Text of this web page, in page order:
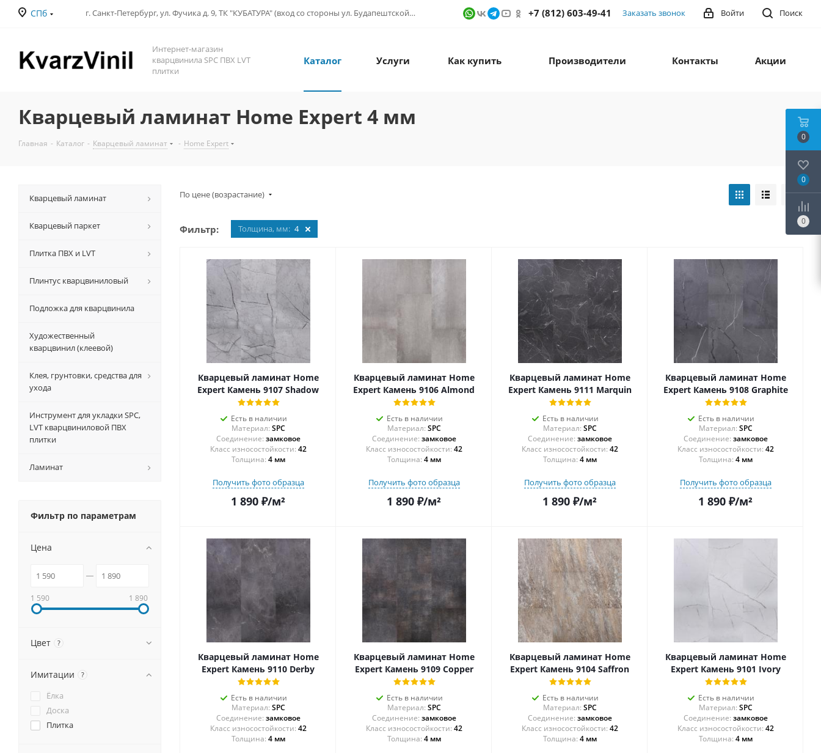
СПб г. Санкт-Петербург, ул. Фучика д. 9, ТК "КУБАТУРА" (вход со стороны ул. Будапештской) № 1в.541 Поиск
Войти
+7 (812) 603-49-41 Заказать звонок
Интернет-магазин
кварцвинила SPC ПВХ LVT
плитки
Каталог Услуги Как купить Производители Контакты Акции
Кварцевый ламинат Home Expert 4 мм
Главная - Каталог - Кварцевый ламинат - Home Expert
По цене (возрастание)
Фильтр: Толщина, мм: 4
Кварцевый ламинат Home
Expert Камень 9107 Shadow
Есть в наличии
Материал: SPC
Соединение: замковое
42
Толщина: 4 мм
Получить фото образца
1 890 ₽/м²
Кварцевый ламинат Home
Expert Камень 9106 Almond
Есть в наличии
Материал: SPC
Соединение: замковое
42
Толщина: 4 мм
Получить фото образца
1 890 ₽/м²
Кварцевый ламинат Home
Expert Камень 9111 Marquin
Есть в наличии
Материал: SPC
Соединение: замковое
42
Толщина: 4 мм
Получить фото образца
1 890 ₽/м²
Кварцевый ламинат Home
Expert Камень 9108 Graphite
Есть в наличии
Материал: SPC
Соединение: замковое
42
Толщина: 4 мм
Получить фото образца
1 890 ₽/м²
Кварцевый ламинат Home
Expert Камень 9110 Derby
Есть в наличии
Материал: SPC
Соединение: замковое
42
Толщина: 4 мм
Кварцевый ламинат Home
Expert Камень 9109 Copper
Есть в наличии
Материал: SPC
Соединение: замковое
42
Толщина: 4 мм
Кварцевый ламинат Home
Expert Камень 9104 Saffron
Есть в наличии
Материал: SPC
Соединение: замковое
42
Толщина: 4 мм
Кварцевый ламинат Home
Expert Камень 9101 Ivory
Есть в наличии
Материал: SPC
Соединение: замковое
42
Толщина: 4 мм
Кварцевый ламинат
Кварцевый паркет
Плитка ПВХ и LVT
Плинтус кварцвиниловый
Подложка для кварцвинила
Художественный
кварцвинил (клеевой)
Клея, грунтовки, средства для
ухода
Инструмент для укладки SPC,
LVT кварцвиниловой ПВХ
плитки
Ламинат
Фильтр по параметрам
Цена
1 590 1 890
Цвет ?
Имитации ?
Ёлка
Доска
Плитка
0
0
0